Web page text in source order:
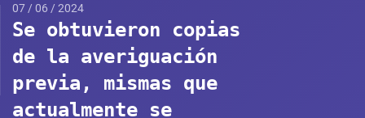
07 / 06 / 2024
Se obtuvieron copias
de la averiguación
previa, mismas que
actualmente se